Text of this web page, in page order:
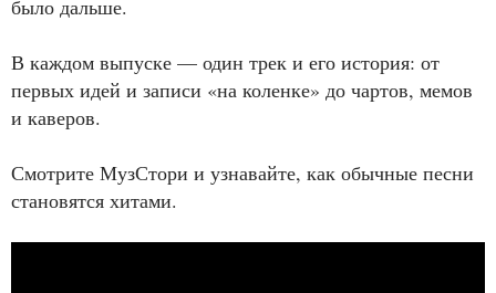
было дальше.
В каждом выпуске — один трек и его история: от
первых идей и записи «на коленке» до чартов, мемов
и каверов.
Смотрите МузСтори и узнавайте, как обычные песни
становятся хитами.